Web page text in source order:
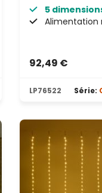
5
Alimentation
92,49 €
LP76522 Série: